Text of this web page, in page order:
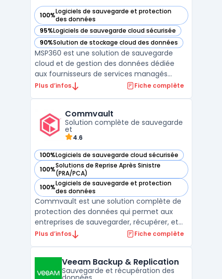
100%Logiciels de sauvegarde et protection
des données
— voir MSP360 dans cette catégorie
95%Logiciels de sauvegarde cloud sécurisée
— voir MSP360 dans cette catégorie
90%Solution de stockage cloud des données
— voir MSP360 dans cette catégorie
MSP360 est une solution de sauvegarde
cloud et de gestion des données dédiée
aux fournisseurs de services managés
(MSP) et aux entreprises. Grâce à son
sauvegardes et restaurations de données
sur différents environnements clo ...
Plus d’infos Fiche complète
Commvault
Solution complète de sauvegarde
et
4.6
100%Logiciels de sauvegarde cloud sécurisée
— voir Commvault dans cette catégorie
100%Solutions de Reprise Après Sinistre
(PRA/PCA)
— voir Commvault dans cette catégorie
100%Logiciels de sauvegarde et protection
des données
— voir Commvault dans cette catégorie
Commvault est une solution complète de
protection des données qui permet aux
entreprises de sauvegarder, récupérer, et
gérer leurs données à travers des
besoins complexes des infrastructures
modernes, Commvault offre une approche
Plus d’infos Fiche complète
Veeam Backup & Replication
Sauvegarde et récupération des